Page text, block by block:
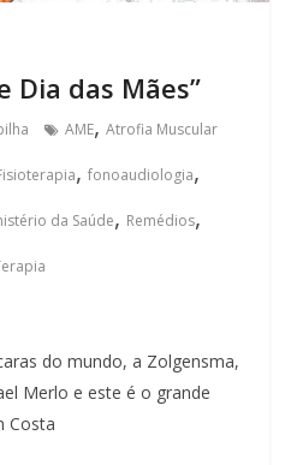
Dia das Mães”
AME,Atrofia Muscular
,fonoaudiologia,
da Saúde, Remédios,
do mundo, a Zolgensma,
Merlo e este é o grande
Costa